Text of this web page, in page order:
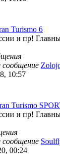
Turismo 6
и пр!
сообщение
10:57
Turismo
и пр!
сообщение
00:24